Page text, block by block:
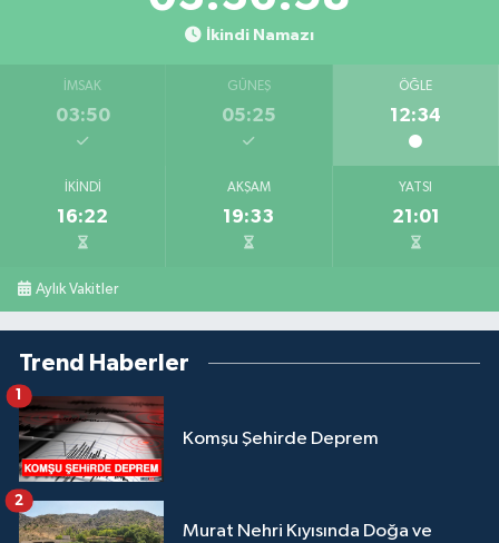
İkindi Namazı
İMSAK
03:50
GÜNEŞ
05:25
ÖĞLE
12:34
İKINDI
16:22
AKŞAM
19:33
YATSI
21:01
Aylık Vakitler
Trend Haberler
Komşu Şehirde Deprem
Murat Nehri Kıyısında Doğa ve
2